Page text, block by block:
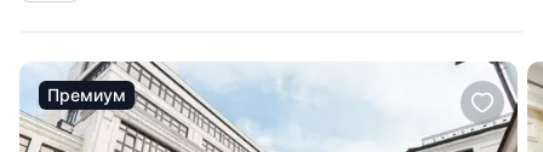
Премиум